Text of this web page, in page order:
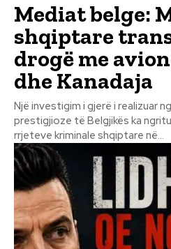
Mediat belge:
shqiptare
drogë me
dhe Kanadaja
Një investigim i gjerë i realizuar
prestigjioze të Belgjikës ka
rrjeteve kriminale shqiptare në...